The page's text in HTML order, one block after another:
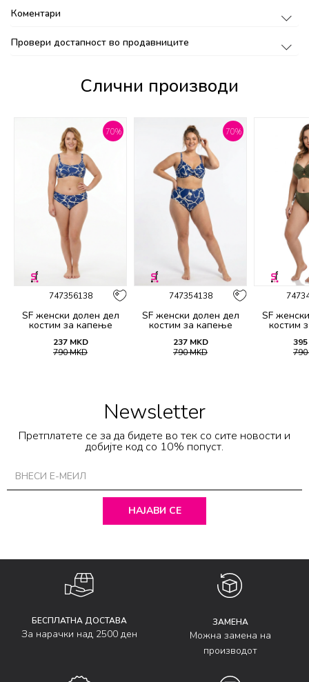
Коментари
Провери достапност во продавниците
Слични производи
70%
747356138
SF женски долен дел
костим за капење
237 MKD
790MKD
70%
747354138
SF женски долен дел
костим за капење
237 MKD
790MKD
SF
костим
395
790
Newsletter
Претплатете се за да бидете во тек со сите новости и
добијте код со 10% попуст.
НАЈАВИ СЕ
БЕСПЛАТНА ДОСТАВА
За нарачки над 2500 ден
ЗАМЕНА
Можна замена на
производот